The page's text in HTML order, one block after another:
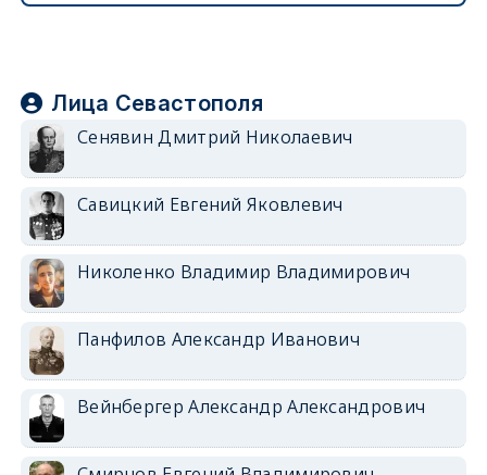
Лица Севастополя
Сенявин Дмитрий Николаевич
Савицкий Евгений Яковлевич
Николенко Владимир Владимирович
Панфилов Александр Иванович
Вейнбергер Александр Александрович